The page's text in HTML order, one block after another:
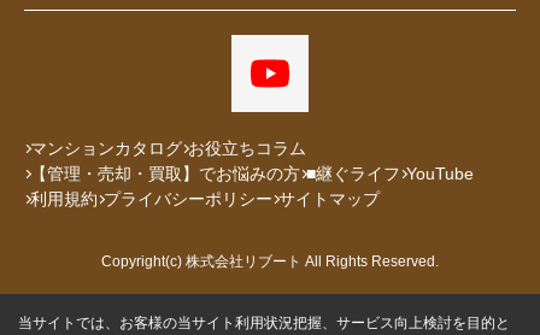
マンションカタログ お役立ちコラム
【管理・売却・買取】でお悩みの方 ■継ぐライフ YouTube
利用規約 プライバシーポリシー サイトマップ
Copyright(c) 株式会社リブート All Rights Reserved.
当サイトでは、お客様の当サイト利用状況把握、サービス向上検討を目的と